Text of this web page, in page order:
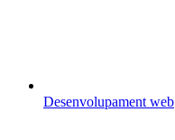
Desenvolupament web